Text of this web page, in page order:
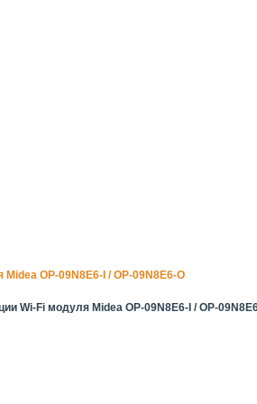
OP-09N8E6-I / OP-09N8E6-O
Wi-Fi модуля Midea OP-09N8E6-I / OP-